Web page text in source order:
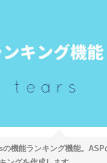
の機能ランキング機能。